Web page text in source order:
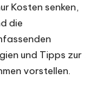
Kosten senken,
die
und Tipps zur
vorstellen.